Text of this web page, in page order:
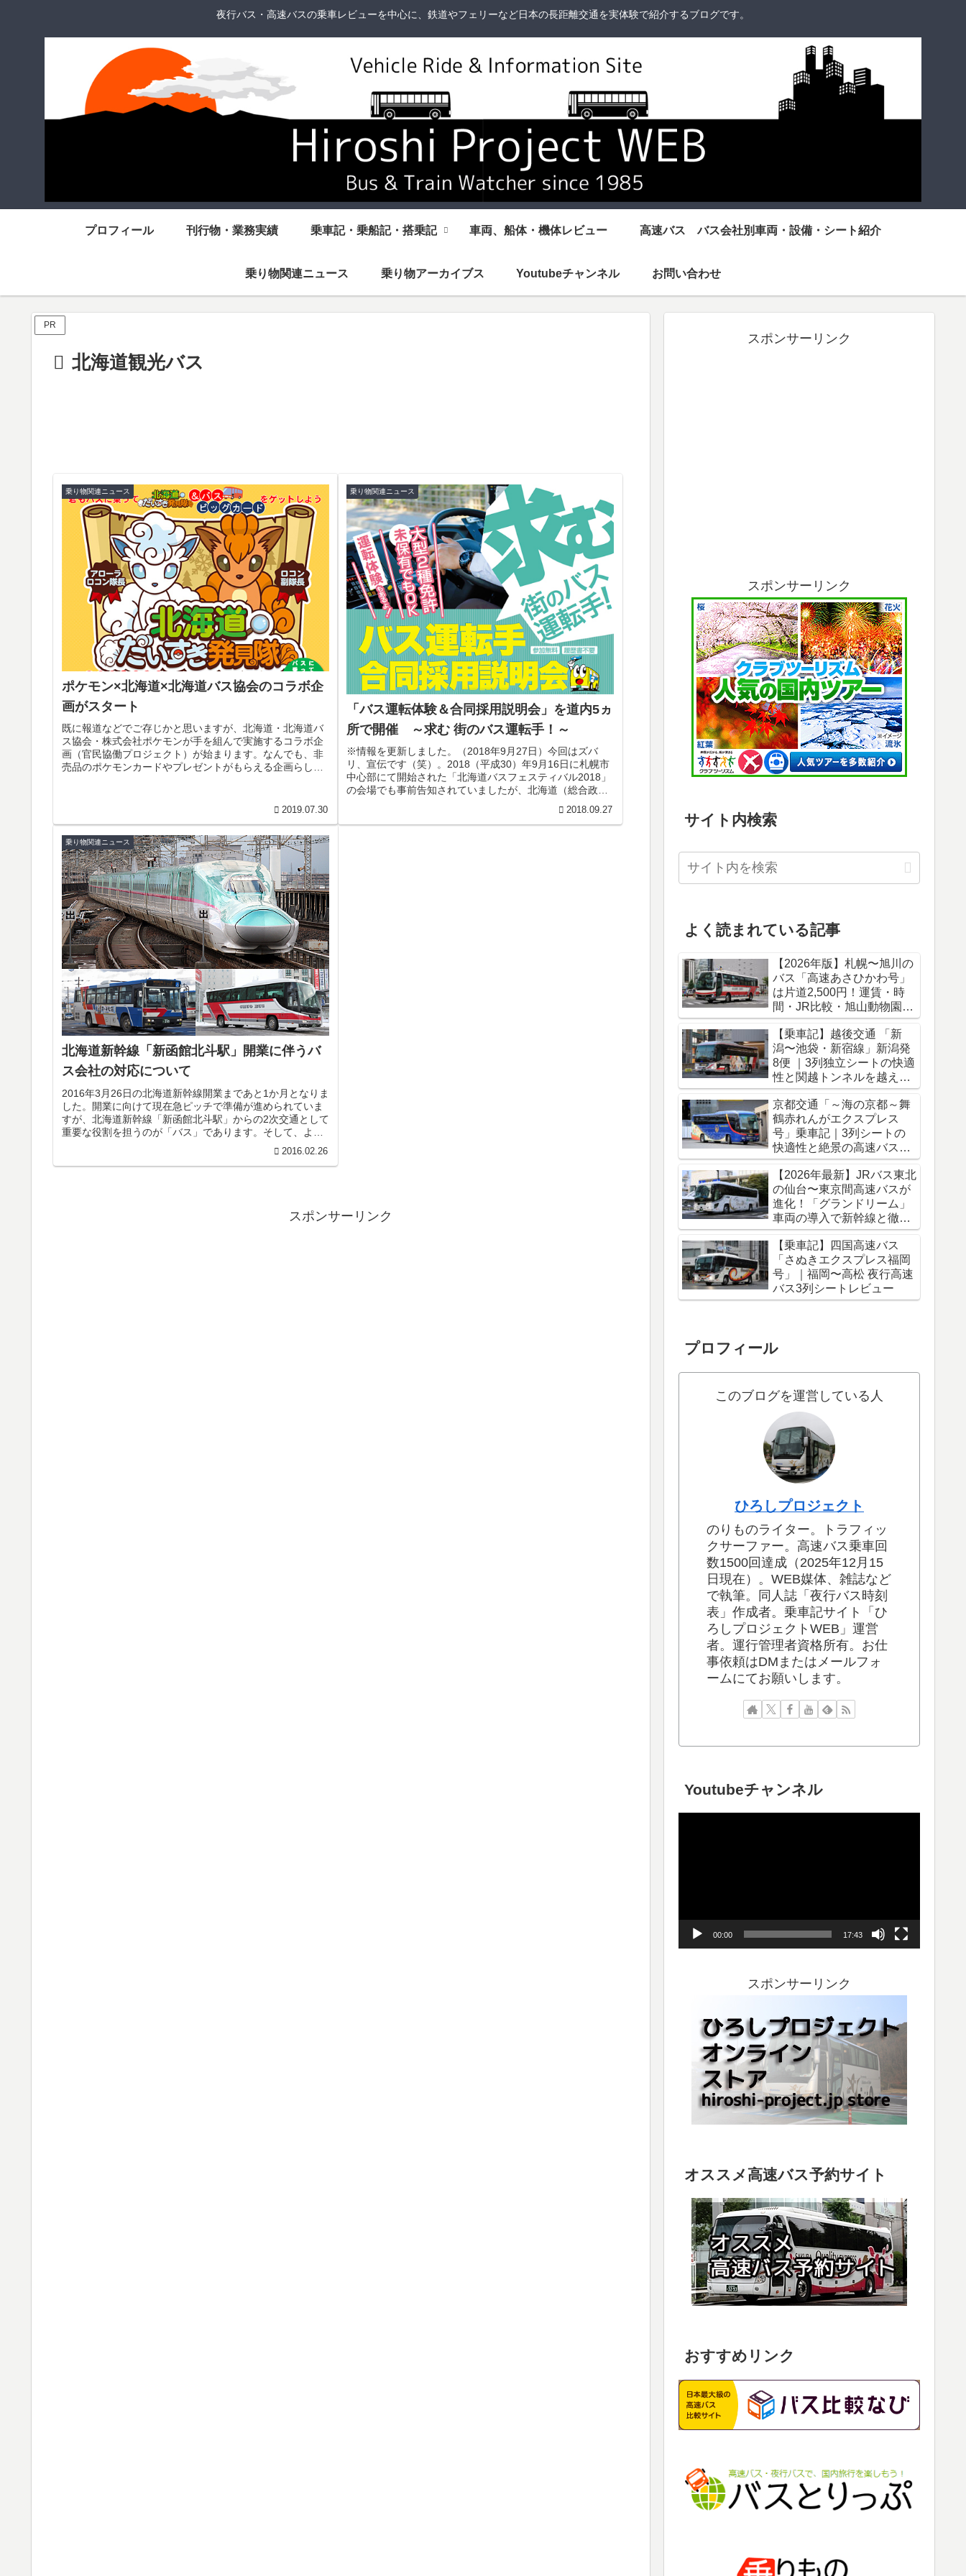
夜行バス・高速バスの乗車レビューを中心に、鉄道やフェリーなど日本の長距離交通を実体験で紹介するブログです。
プロフィール 刊行物・業務実績 乗車記・乗船記・搭乗記 車両、船体・機体レビュー 高速バス バス会社別車両・設備・シート紹介
乗り物関連ニュース 乗り物アーカイブス Youtubeチャンネル お問い合わせ
PR
北海道観光バス
乗り物関連ニュース
ポケモン×北海道×北海道バス協会のコラボ企
画がスタート
既に報道などでご存じかと思いますが、北海道・北海道バ
ス協会・株式会社ポケモンが手を組んで実施するコラボ企
画（官民協働プロジェクト）が始まります。なんでも、非
売品のポケモンカードやプレゼントがもらえる企画らしい
2019.07.30
乗り物関連ニュース
「バス運転体験＆合同採用説明会」を道内5ヵ
所で開催 ～求む 街のバス運転手！～
※情報を更新しました。（2018年9月27日）今回はズバ
リ、宣伝です（笑）。2018（平成30）年9月16日に札幌市
中心部にて開始された「北海道バスフェスティバル2018」
の会場でも事前告知されていましたが、北海道（総合政策
2018.09.27
乗り物関連ニュース
北海道新幹線「新函館北斗駅」開業に伴うバ
ス会社の対応について
2016年3月26日の北海道新幹線開業まであと1か月となりま
した。開業に向けて現在急ピッチで準備が進められていま
すが、北海道新幹線「新函館北斗駅」からの2次交通として
重要な役割を担うのが「バス」であります。そして、よう
2016.02.26
スポンサーリンク
スポンサーリンク
スポンサーリンク
サイト内検索
よく読まれている記事
【2026年版】札幌〜旭川の
バス「高速あさひかわ号」
は片道2,500円！運賃・時
間・JR比較・旭山動物園ア
クセス完全ガイド
【乗車記】越後交通 「新
潟〜池袋・新宿線」新潟発
8便 ｜3列独立シートの快適
性と関越トンネルを越える
冬のバス旅
京都交通「～海の京都～舞
鶴赤れんがエクスプレス
号」乗車記｜3列シートの
快適性と絶景の高速バス車
窓をレポート
【2026年最新】JRバス東北
の仙台〜東京間高速バスが
進化！「グランドリーム」
車両の導入で新幹線と徹底
比較
【乗車記】四国高速バス
「さぬきエクスプレス福岡
号」｜福岡〜高松 夜行高速
バス3列シートレビュー
プロフィール
このブログを運営している人
ひろしプロジェクト
のりものライター。トラフィッ
クサーファー。高速バス乗車回
数1500回達成（2025年12月15
日現在）。WEB媒体、雑誌など
で執筆。同人誌「夜行バス時刻
表」作成者。乗車記サイト「ひ
ろしプロジェクトWEB」運営
者。運行管理者資格所有。お仕
事依頼はDMまたはメールフォ
ームにてお願いします。
Youtubeチャンネル
00:00 17:43
スポンサーリンク
オススメ高速バス予約サイト
おすすめリンク